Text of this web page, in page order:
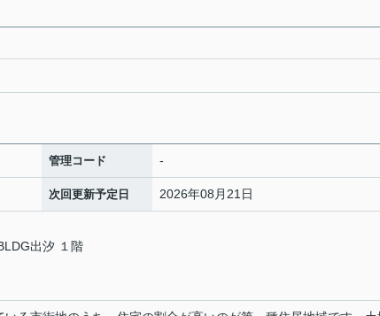
管理コード -
次回更新予定日 2026年08月21日
出汐 １階